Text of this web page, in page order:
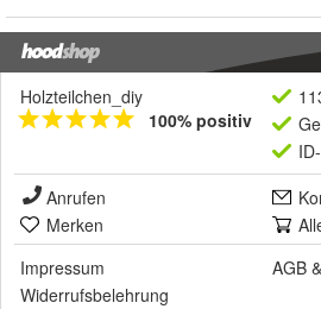
Holzteilchen_diy
100% positiv
Anrufen
Merken
Impressum
AGB &
Widerrufsbelehrung